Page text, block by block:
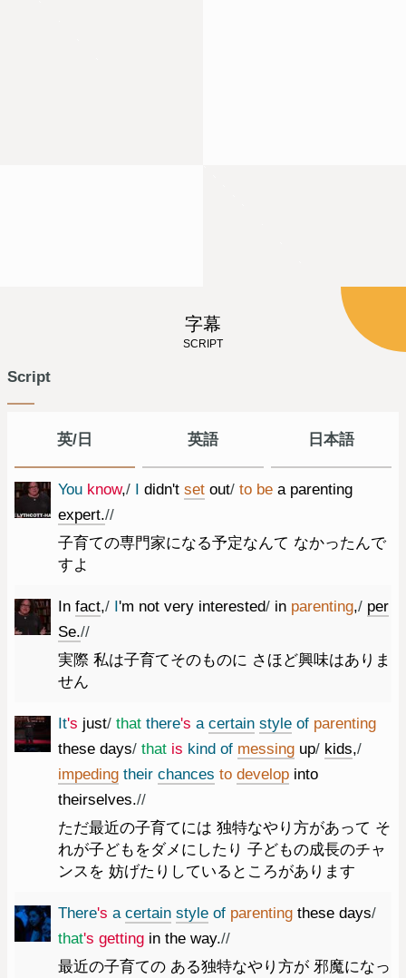
字幕
SCRIPT
Script
英/日 英語 日本語
You know,/ I didn't set out/ to be a parenting
expert.//
子育ての専門家になる予定なんて なかったんで
すよ
In fact,/ I'm not very interested/ in parenting,/ per
Se.//
実際 私は子育てそのものに さほど興味はありま
せん
It's just/ that there's a certain style of parenting
these days/ that is kind of messing up/ kids,/
impeding their chances to develop into
theirselves.//
ただ最近の子育てには 独特なやり方があって そ
れが子どもをダメにしたり 子どもの成長のチャ
ンスを 妨げたりしているところがあります
There's a certain style of parenting these days/
that's getting in the way.//
最近の子育ての ある独特なやり方が 邪魔になっ